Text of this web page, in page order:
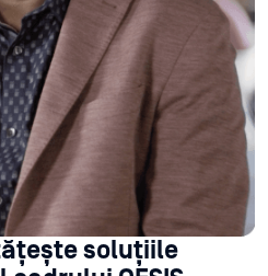
soluțiile